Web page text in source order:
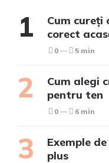
Cum cureți
corect
0 5 min
Cum alegi
pentru ten
0 6 min
Exemple
plus